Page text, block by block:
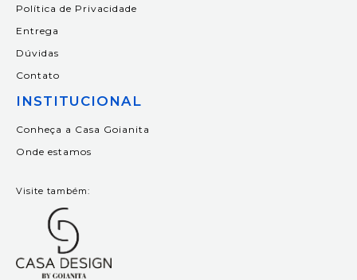
Política de Privacidade
Entrega
Dúvidas
Contato
INSTITUCIONAL
Conheça a Casa Goianita
Onde estamos
Visite também: